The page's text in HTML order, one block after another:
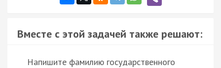
Вместе с этой задачей также решают:
Напишите фамилию государственного